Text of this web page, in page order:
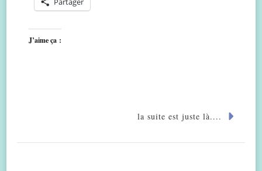
J’aime ça :
la suite est juste là....